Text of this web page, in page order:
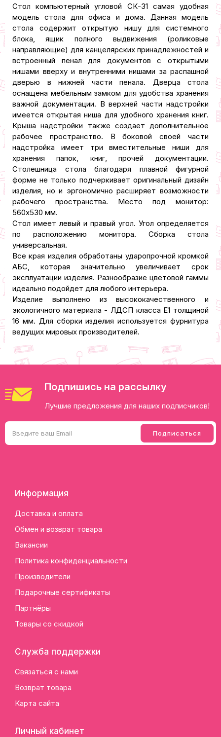
Стол компьютерный угловой СК-31 самая удобная
модель стола для офиса и дома. Данная модель
стола содержит открытую нишу для системного
блока, ящик полного выдвижения (роликовые
направляющие) для канцелярских принадлежностей и
встроенный пенал для документов с открытыми
нишами вверху и внутренними нишами за распашной
дверью в нижней части пенала. Дверца стола
оснащена мебельным замком для удобства хранения
важной документации. В верхней части надстройки
имеется открытая ниша для удобного хранения книг.
Крыша надстройки также создает дополнительное
рабочее пространство. В боковой своей части
надстройка имеет три вместительные ниши для
хранения папок, книг, прочей документации.
Столешница стола благодаря плавной фигурной
форме не только подчеркивает оригинальный дизайн
изделия, но и эргономично расширяет возможности
рабочего пространства. Место под монитор:
560x530 мм.
Стол имеет левый и правый угол. Угол определяется
по расположению монитора. Сборка стола
универсальная.
Все края изделия обработаны ударопрочной кромкой
АБС, которая значительно увеличивает срок
эксплуатации изделия. Разнообразие цветовой гаммы
идеально подойдет для любого интерьера.
Изделие выполнено из высококачественного и
экологичного материала - ЛДСП класса Е1 толщиной
16 мм. Для сборки изделия используется фурнитура
ведущих мировых производителей.
Подпишись на рассылку
Лучшие предложения для наших подписчиков!
Информация
Доставка и оплата
Обмен и возврат товара
Вакансии
Политика конфиденциальности
Производители
Подарочные сертификаты
Партнёры
Товары со скидкой
Служба поддержки
Связаться с нами
Возврат товара
Карта сайта
Личный кабинет